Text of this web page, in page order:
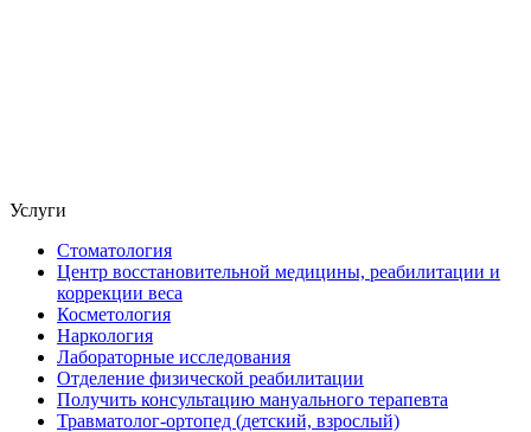
Услуги
Стоматология
Центр восстановительной медицины, реабилитации и
коррекции веса
Косметология
Наркология
Лабораторные исследования
Отделение физической реабилитации
Получить консультацию мануального терапевта
Травматолог-ортопед (детский, взрослый)